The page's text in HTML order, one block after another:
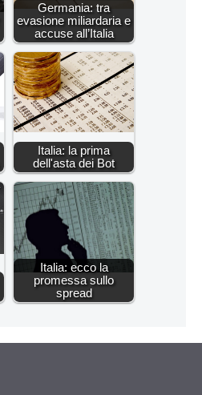
Germania: tra
evasione miliardaria e
accuse all’Italia
Italia: la prima
dell'asta dei Bot
Italia: ecco la
promessa sullo
spread